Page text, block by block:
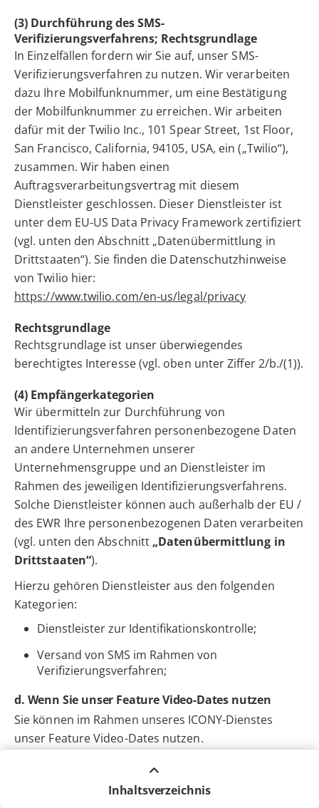
Inhaltsverzeichnis
(3) Durchführung des SMS-
Verifizierungsverfahrens; Rechtsgrundlage
In Einzelfällen fordern wir Sie auf, unser SMS-
Verifizierungsverfahren zu nutzen. Wir verarbeiten
dazu Ihre Mobilfunknummer, um eine Bestätigung
der Mobilfunknummer zu erreichen. Wir arbeiten
dafür mit der Twilio Inc., 101 Spear Street, 1st Floor,
San Francisco, California, 94105, USA, ein („Twilio“),
zusammen. Wir haben einen
Auftragsverarbeitungsvertrag mit diesem
Dienstleister geschlossen. Dieser Dienstleister ist
unter dem EU-US Data Privacy Framework zertifiziert
(vgl. unten den Abschnitt „Datenübermittlung in
Drittstaaten“). Sie finden die Datenschutzhinweise
von Twilio hier:
https://www.twilio.com/en-us/legal/privacy
Rechtsgrundlage
Rechtsgrundlage ist unser überwiegendes
berechtigtes Interesse (vgl. oben unter Ziffer 2/b./(1)).
(4) Empfängerkategorien
Wir übermitteln zur Durchführung von
Identifizierungsverfahren personenbezogene Daten
an andere Unternehmen unserer
Unternehmensgruppe und an Dienstleister im
Rahmen des jeweiligen Identifizierungsverfahrens.
Solche Dienstleister können auch außerhalb der EU /
des EWR Ihre personenbezogenen Daten verarbeiten
(vgl. unten den Abschnitt „Datenübermittlung in
Drittstaaten“).
Hierzu gehören Dienstleister aus den folgenden
Kategorien:
Dienstleister zur Identifikationskontrolle;
Versand von SMS im Rahmen von
Verifizierungsverfahren;
d. Wenn Sie unser Feature Video-Dates nutzen
Sie können im Rahmen unseres ICONY-Dienstes
unser Feature Video-Dates nutzen.
Wir verarbeiten Ihre personenbezogenen Daten zur